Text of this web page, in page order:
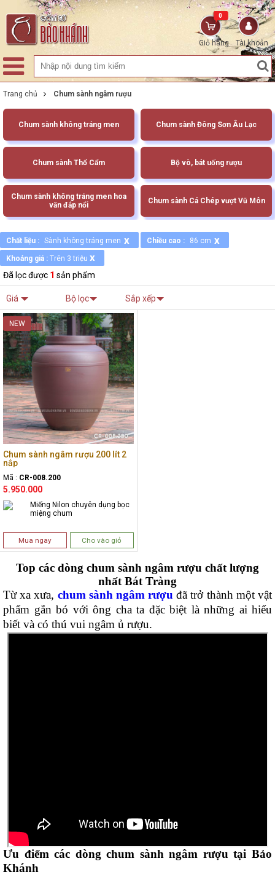
Tài khoản
Giỏ hàng
0
Trang chủ Chum sành ngâm rượu
Chum sành không tráng men Chum sành Đông Sơn Âu Lạc
Chum sành Thổ Cẩm Bộ vò, bát uống rượu
Chum sành không tráng men hoa
văn đắp nổi
Chum sành Cá Chép vượt Vũ Môn
Chất liệu : Sành không tráng men x Chiều cao : 86 cm x
Khoảng giá : Trên 3 triệu x
Đã lọc được 1 sản phẩm
Giá Bộ lọc Sắp xếp
Chum sành ngâm rượu 200 lít 2
nắp
Mã : CR-008.200
5.950.000
NEW
Miếng Nilon chuyên dụng bọc
miệng chum
Mua ngay Cho vào giỏ
Top các dòng chum sành ngâm rượu chất lượng
nhất Bát Tràng
Từ xa xưa, chum sành ngâm rượu đã trở thành một vật
phẩm gắn bó với ông cha ta đặc biệt là những ai hiểu
biết và có thú vui ngâm ủ rượu.
Ưu điểm các dòng chum sành ngâm rượu tại Bảo
Khánh